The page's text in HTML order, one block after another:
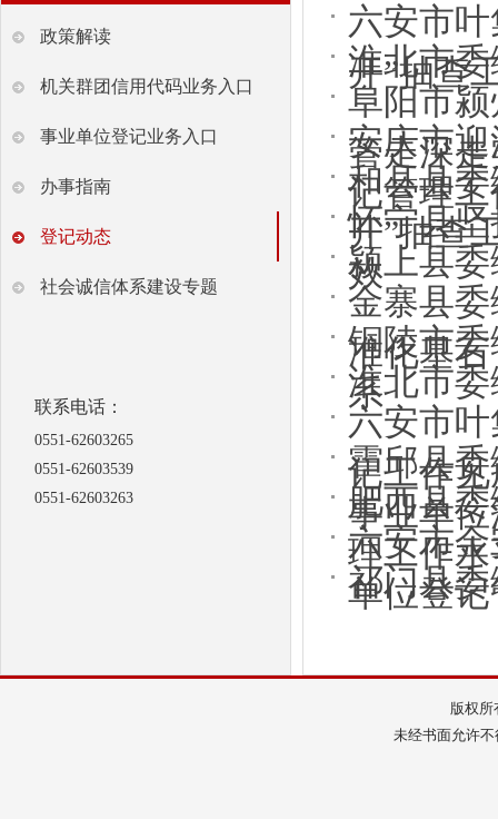
政策解读
机关群团信用代码业务入口
事业单位登记业务入口
办事指南
登记动态
社会诚信体系建设专题
联系电话：
0551-62603265
0551-62603539
0551-62603263
六安市
开”抽查
淮北市
阜阳市
管走深
安庆市
记管理工
和县县
开”抽查
怀宁县
效
颍上县
金寨县
准化基石
铜陵市
系
淮北市委
六安市
记工作
霍邱县
事业单
肥西县
理工作水
六安市
单位登
祁门县
版权
未经书面允许